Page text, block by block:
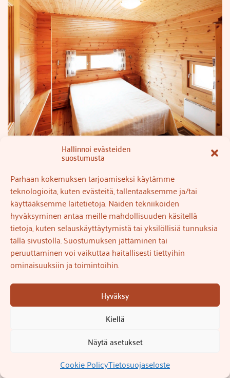
Hallinnoi evästeiden
suostumusta
Parhaan kokemuksen tarjoamiseksi käytämme
teknologioita, kuten evästeitä, tallentaaksemme ja/tai
käyttääksemme laitetietoja. Näiden tekniikoiden
hyväksyminen antaa meille mahdollisuuden käsitellä
tietoja, kuten selauskäyttäytymistä tai yksilöllisiä tunnuksia
tällä sivustolla. Suostumuksen jättäminen tai
peruuttaminen voi vaikuttaa haitallisesti tiettyihin
ominaisuuksiin ja toimintoihin.
Hyväksy
Kiellä
Näytä asetukset
Cookie PolicyTietosuojaseloste
Ota yhteyttä / Contact Paula